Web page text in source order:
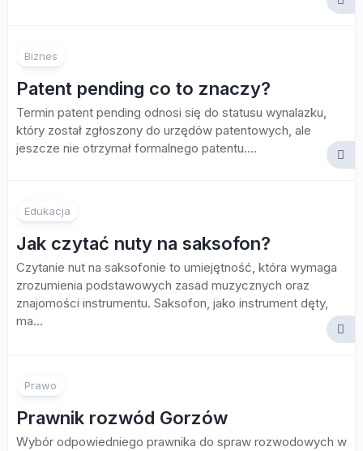
Biznes
Patent pending co to znaczy?
Termin patent pending odnosi się do statusu wynalazku,
który został zgłoszony do urzędów patentowych, ale
jeszcze nie otrzymał formalnego patentu....
Edukacja
Jak czytać nuty na saksofon?
Czytanie nut na saksofonie to umiejętność, która wymaga
zrozumienia podstawowych zasad muzycznych oraz
znajomości instrumentu. Saksofon, jako instrument dęty,
ma...
Prawo
Prawnik rozwód Gorzów
Wybór odpowiedniego prawnika do spraw rozwodowych w